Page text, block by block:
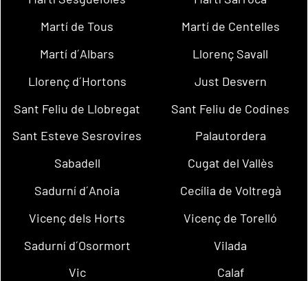
Martí de Tous
Martí de Centelles
Martí d´Albars
Llorenç Savall
Llorenç d´Hortons
Just Desvern
Sant Feliu de Llobregat
Sant Feliu de Codines
Sant Esteve Sesrovires
Palautordera
Sabadell
Cugat del Vallès
Sadurní d´Anoia
Cecília de Voltregà
Vicenç dels Horts
Vicenç de Torelló
Sadurní d´Osormort
Vilada
Vic
Calaf